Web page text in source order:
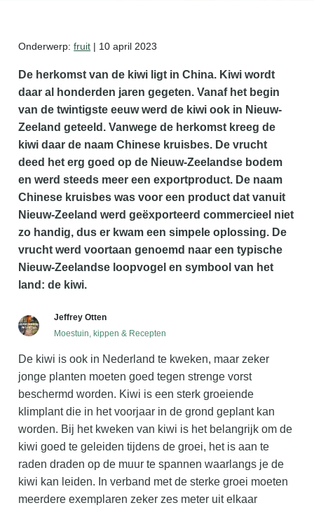
Onderwerp:fruit | 10 april 2023
De herkomst van de kiwi ligt in China. Kiwi wordt
daar al honderden jaren gegeten. Vanaf het begin
van de twintigste eeuw werd de kiwi ook in Nieuw-
Zeeland geteeld. Vanwege de herkomst kreeg de
kiwi daar de naam Chinese kruisbes. De vrucht
deed het erg goed op de Nieuw-Zeelandse bodem
en werd steeds meer een exportproduct. De naam
Chinese kruisbes was voor een product dat vanuit
Nieuw-Zeeland werd geëxporteerd commercieel niet
zo handig, dus er kwam een simpele oplossing. De
vrucht werd voortaan genoemd naar een typische
Nieuw-Zeelandse loopvogel en symbool van het
land: de kiwi.
Jeffrey Otten
Moestuin, kippen & Recepten
De kiwi is ook in Nederland te kweken, maar zeker
jonge planten moeten goed tegen strenge vorst
beschermd worden. Kiwi is een sterk groeiende
klimplant die in het voorjaar in de grond geplant kan
worden. Bij het kweken van kiwi is het belangrijk om de
kiwi goed te geleiden tijdens de groei, het is aan te
raden draden op de muur te spannen waarlangs je de
kiwi kan leiden. In verband met de sterke groei moeten
meerdere exemplaren zeker zes meter uit elkaar
Gratis wildplukken kalender